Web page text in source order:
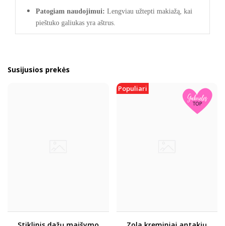
Patogiam naudojimui: Lengviau užtepti makiažą, kai
pieštuko galiukas yra aštrus.
Susijusios prekės
Populiari